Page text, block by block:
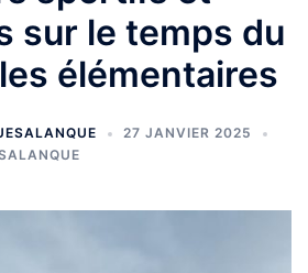
sur le temps du
élémentaires
27 JANVIER 2025